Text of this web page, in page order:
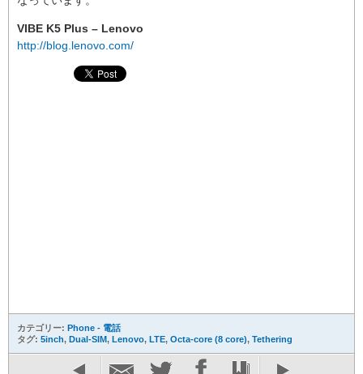
VIBE K5 Plus – Lenovo
http://blog.lenovo.com/
カテゴリー: Phone - 電話
タグ: 5inch, Dual-SIM, Lenovo, LTE, Octa-core (8 core), Tethering